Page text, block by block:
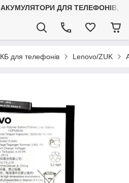
АКУМУЛЯТОРИ ДЛЯ ТЕЛЕФОНІВ,
для телефонів Lenovo/ZUK